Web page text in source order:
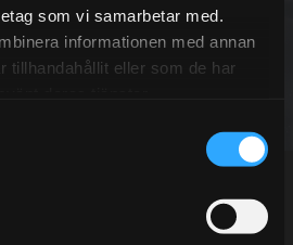
som vi samarbetar med.
informationen med annan
tillhandahållit eller som de har
integritetspolicy.